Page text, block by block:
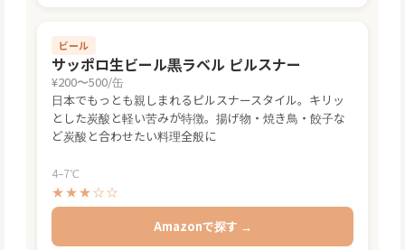
ビール
サッポロ生ビール黒ラベル ピルスナー
¥200〜500/缶
日本でもっとも親しまれるピルスナースタイル。キリッ
とした炭酸と軽い苦みが特徴。揚げ物・焼き鳥・餃子な
ど炭酸と合わせたい料理全般に
4–7℃
★★★☆☆
Amazonで探す →